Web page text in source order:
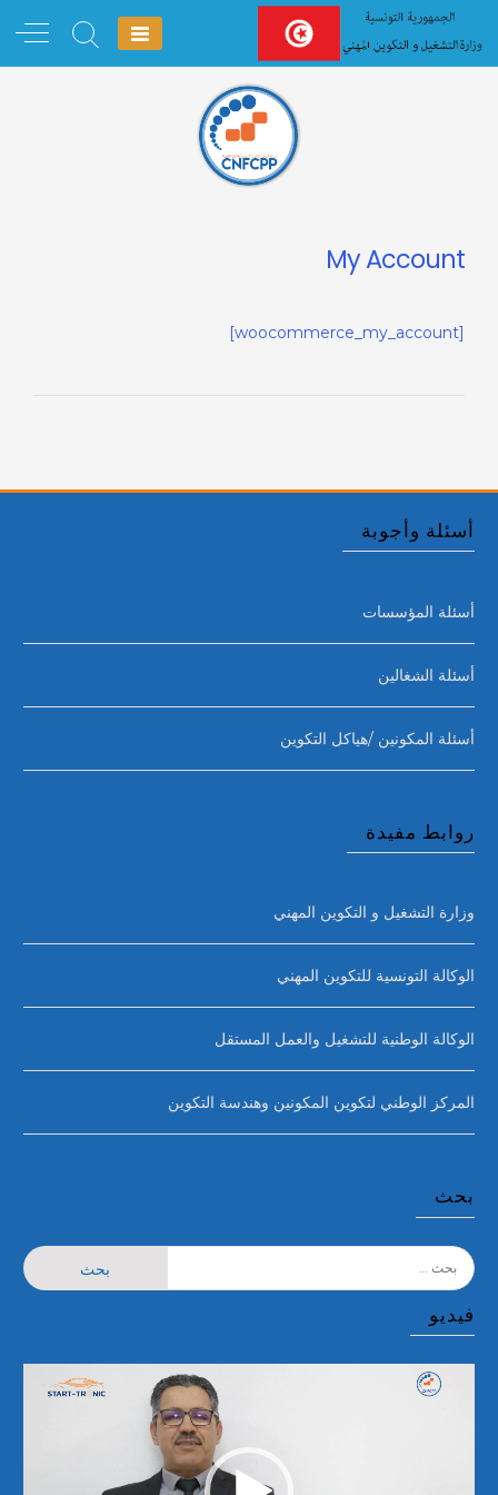
My Account
[woocommerce_my_account]
أسئلة وأجوبة
أسئلة المؤسسات
أسئلة الشغالين
أسئلة المكونين /هياكل التكوين
روابط مفيدة
وزارة التشغيل و التكوين المهني
الوكالة التونسية للتكوين المهني
الوكالة الوطنية للتشغيل والعمل المستقل
المركز الوطني لتكوين المكونين وهندسة التكوين
بحث
البحث
عن:
فيديو
مشغل